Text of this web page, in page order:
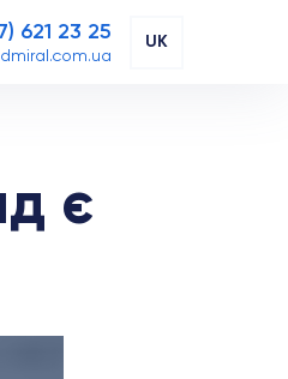
621 23 25 UK
є